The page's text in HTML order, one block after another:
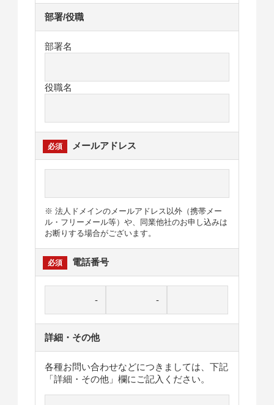
部署/役職
部署名
役職名
メールアドレス
※ 法人ドメインのメールアドレス以外（携帯メー
ル・フリーメール等）や、同業他社のお申し込みは
お断りする場合がございます。
電話番号
詳細・その他
各種お問い合わせなどにつきましては、下記
「詳細・その他」欄にご記入ください。